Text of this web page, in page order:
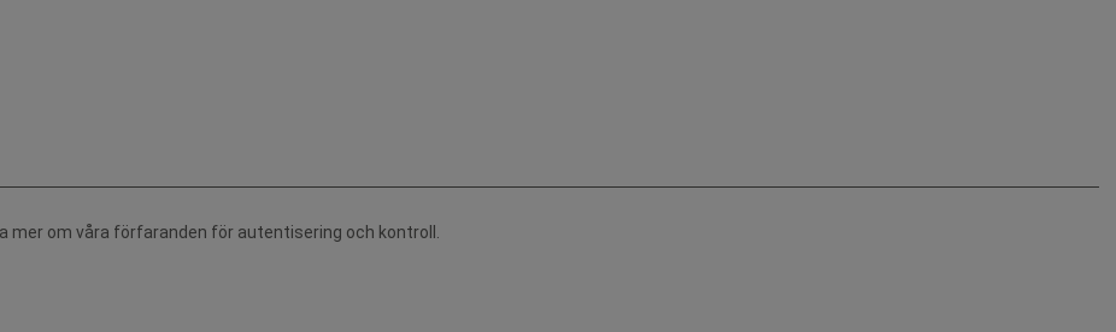
mer om våra förfaranden för autentisering och kontroll.